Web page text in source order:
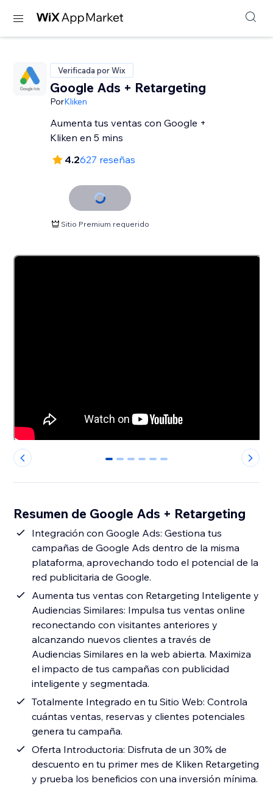
Verificada por Wix
Google Ads + Retargeting
PorKliken
Aumenta tus ventas con Google +
Kliken en 5 mins
4.2627 reseñas
Sitio Premium requerido
0 1 2 3 4 5
Resumen de Google Ads + Retargeting
Integración con Google Ads: Gestiona tus
campañas de Google Ads dentro de la misma
plataforma, aprovechando todo el potencial de la
red publicitaria de Google.
Aumenta tus ventas con Retargeting Inteligente y
Audiencias Similares: Impulsa tus ventas online
reconectando con visitantes anteriores y
alcanzando nuevos clientes a través de
Audiencias Similares en la web abierta. Maximiza
el impacto de tus campañas con publicidad
inteligente y segmentada.
Totalmente Integrado en tu Sitio Web: Controla
cuántas ventas, reservas y clientes potenciales
genera tu campaña.
Oferta Introductoria: Disfruta de un 30% de
descuento en tu primer mes de Kliken Retargeting
y prueba los beneficios con una inversión mínima.